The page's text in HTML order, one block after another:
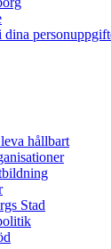
dina
hållbart
Stad